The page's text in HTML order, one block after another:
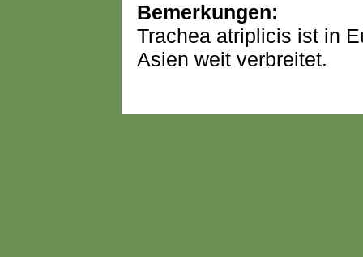
Bemerkungen:
Trachea atriplicis ist in
Asien weit verbreitet.